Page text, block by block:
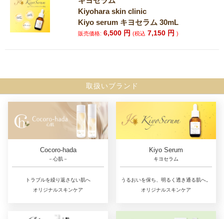
Kiyohara skin clinic
Kiyo serum キヨセラム 30mL
販売価格: 6,500 円(税込 7,150 円)
取扱いブランド
Cocoro-hada
－心肌－
トラブルを繰り返さない肌へ
オリジナルスキンケア
Kiyo Serum
キヨセラム
うるおいを保ち、明るく透き通る肌へ。
オリジナルスキンケア